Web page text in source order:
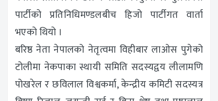
पार्टीको प्रतिनिधिमण्डलबीच हिजो पार्टीगत वार्ता
भएको थियो ।
बरिष्ठ नेता नेपालको नेतृत्वमा विहीबार लाओस पुगेको
टोलीमा नेकपाका स्थायी समिति सदस्यद्वय लीलामणि
पोखरेल र छविलाल विश्वकर्मा, केन्द्रीय कमिटी सदस्यत्र